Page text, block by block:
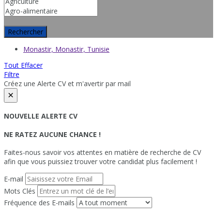
Rechercher
Monastir, Monastir, Tunisie
Tout Effacer
Filtre
Créez une Alerte CV et m'avertir par mail
×
NOUVELLE ALERTE CV
NE RATEZ AUCUNE CHANCE !
Faites-nous savoir vos attentes en matière de recherche de CV
afin que vous puissiez trouver votre candidat plus facilement !
E-mail
Mots Clés
Fréquence des E-mails